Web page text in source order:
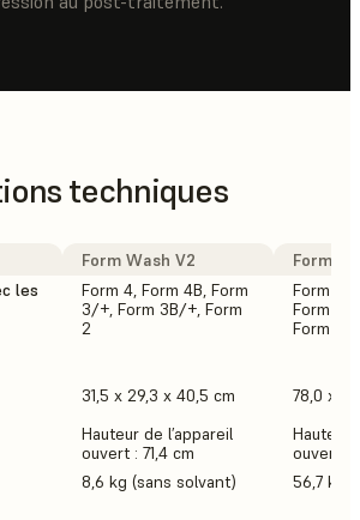
techniques
Form Wash V2
Form
les
Form 4, Form 4B, Form
3/+, Form 3B/+, Form
2
Form
Form 3/
Form 2
31,5 x 29,3 x 40,5 cm
Hauteur de l’appareil
ouvert : 71,4 cm
78,0 x
Hauteur
ouvert :
8,6 kg (sans solvant) 56,7 kg